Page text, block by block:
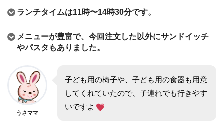
ランチタイムは11時〜14時30分です。
メニューが豊富で、今回注文した以外にサンドイッチ
やパスタもありました。
うさママ
子ども用の椅子や、子ども用の食器も用意
してくれていたので、子連れでも行きやす
いですよ